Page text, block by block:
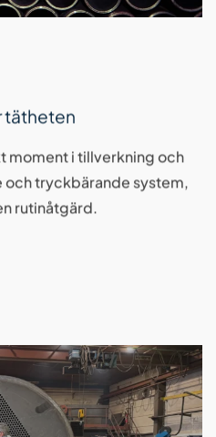
tätheten
moment i tillverkning och
och tryckbärande system,
rutinåtgärd.